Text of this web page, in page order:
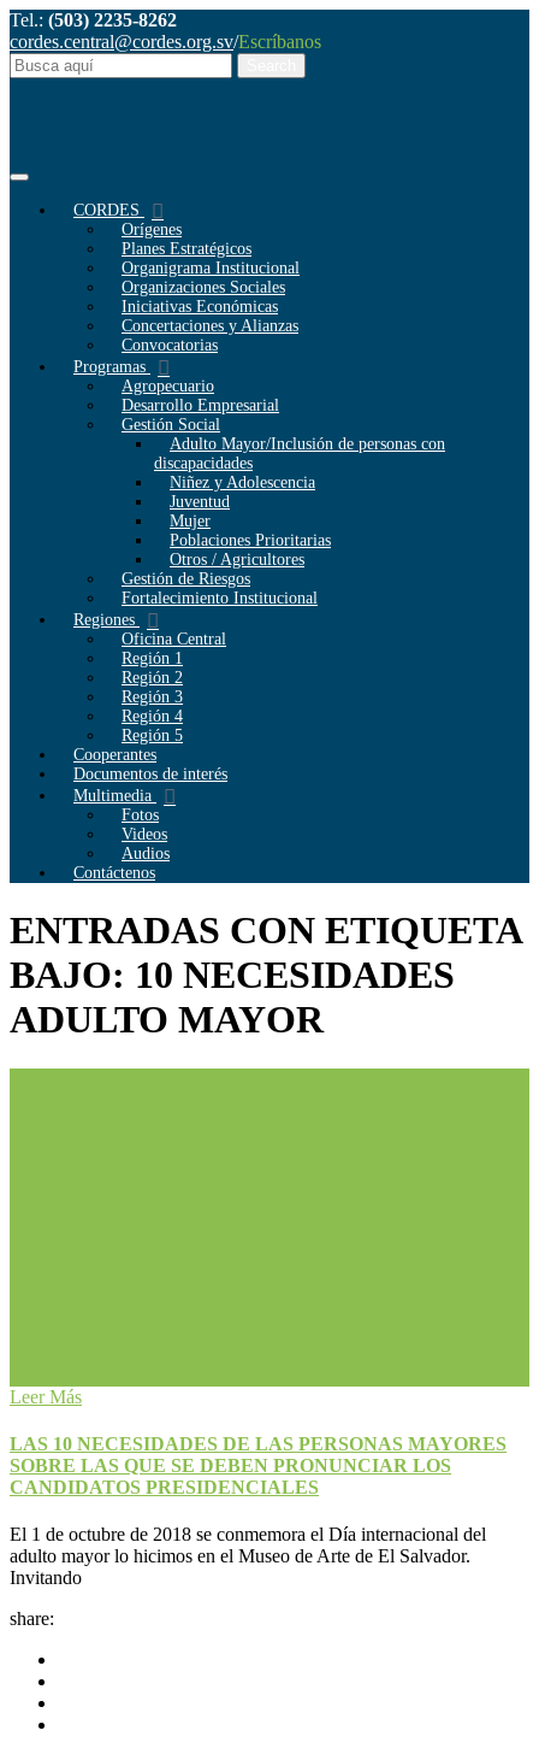
Tel.: (503) 2235-8262
cordes.central@cordes.org.sv/Escríbanos
CORDES
Orígenes
Planes Estratégicos
Organigrama Institucional
Organizaciones Sociales
Iniciativas Económicas
Concertaciones y Alianzas
Convocatorias
Programas
Agropecuario
Desarrollo Empresarial
Gestión Social
Adulto Mayor/Inclusión de personas con
discapacidades
Niñez y Adolescencia
Juventud
Mujer
Poblaciones Prioritarias
Otros / Agricultores
Gestión de Riesgos
Fortalecimiento Institucional
Regiones
Oficina Central
Región 1
Región 2
Región 3
Región 4
Región 5
Cooperantes
Documentos de interés
Multimedia
Fotos
Videos
Audios
Contáctenos
ENTRADAS CON ETIQUETA
BAJO: 10 NECESIDADES
ADULTO MAYOR
Leer Más
LAS 10 NECESIDADES DE LAS PERSONAS MAYORES
SOBRE LAS QUE SE DEBEN PRONUNCIAR LOS
CANDIDATOS PRESIDENCIALES
El 1 de octubre de 2018 se conmemora el Día internacional del
adulto mayor lo hicimos en el Museo de Arte de El Salvador.
Invitando
share: